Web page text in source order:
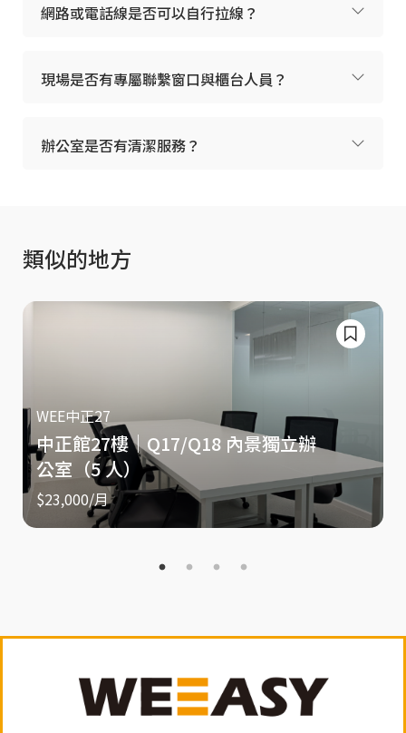
網路或電話線是否可以自行拉線？
現場是否有專屬聯繫窗口與櫃台人員？
辦公室是否有清潔服務？
類似的地方
WEE中正27
中正館27樓｜Q17/Q18 內景獨立辦
公室（5 人）
$23,000/月